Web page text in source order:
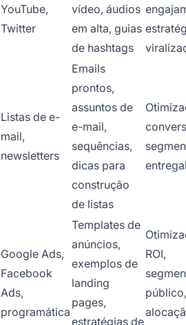
YouTube,
Twitter
vídeo, áudios
em alta, guias
de hashtags
Listas de e-
mail,
newsletters
Emails
prontos,
assuntos de
e-mail,
sequências,
dicas para
construção
de listas
Google Ads,
Facebook
Ads,
programática
Templates de
anúncios,
exemplos de
landing
pages,
estratégias de
ROI,
público,